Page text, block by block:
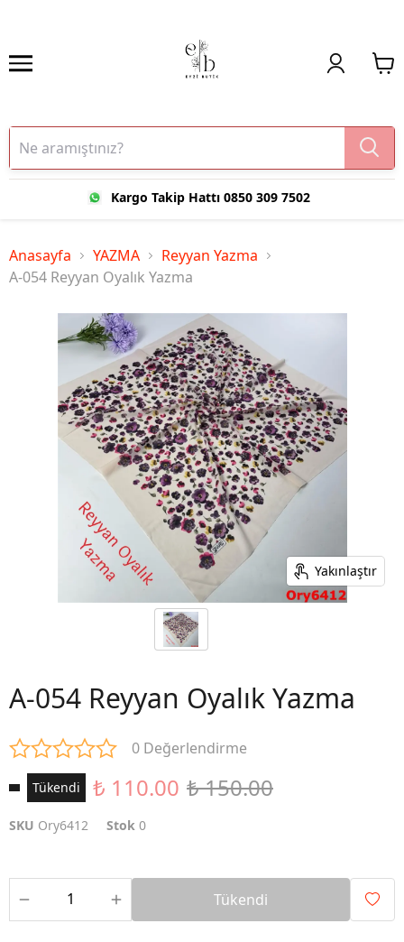
Kargo Takip Hattı 0850 309 7502
Anasayfa YAZMA
Reyyan Yazma
A-054 Reyyan Oyalık Yazma
Yakınlaştır
A-054 Reyyan Oyalık Yazma
0 Değerlendirme
Tükendi ₺ 110.00 ₺ 150.00
SKU Ory6412 Stok 0
Tükendi